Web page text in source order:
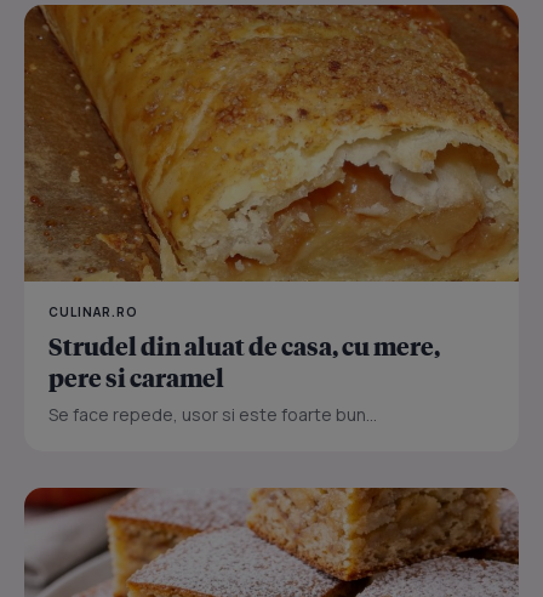
CULINAR.RO
Strudel din aluat de casa, cu mere,
pere si caramel
Se face repede, usor si este foarte bun...